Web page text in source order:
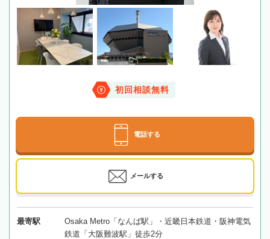
初回相談無料
電話する
メールする
最寄駅
Osaka Metro「なんば駅」・近畿日本鉄道・阪神電気
鉄道「大阪難波駅」徒歩2分